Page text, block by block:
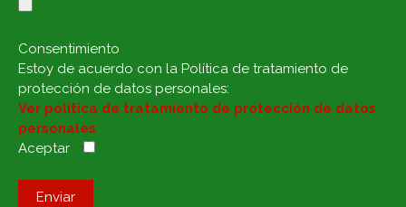
Consentimiento
Estoy de acuerdo con la Política de tratamiento de
protección de datos personales:
Ver política de tratamiento de protección de datos
personales
Aceptar